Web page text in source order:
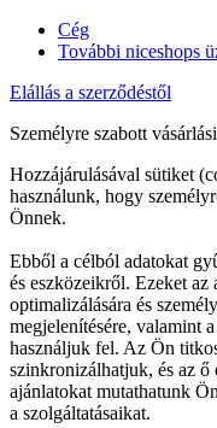
Cég
További niceshops
Elállás a szerződéstől
Személyre szabott
Hozzájárulásával sütiket
használunk, hogy
Önnek.
Ebből a célból adatokat
és eszközeikről. Ezeket
optimalizálására és
megjelenítésére, valamint
használjuk fel. Az Ön
szinkronizálhatjuk, és az ő
ajánlatokat mutathatunk
a szolgáltatásaikat.